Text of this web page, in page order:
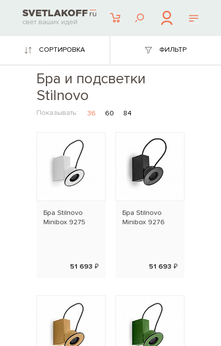
свет ваших идей
СОРТИРОВКА ФИЛЬТР
Бра и подсветки
Stilnovo
Показывать: 36 60 84
Бра Stilnovo
Minibox 9275
51 693 ₽
Бра Stilnovo
Minibox 9276
51 693 ₽